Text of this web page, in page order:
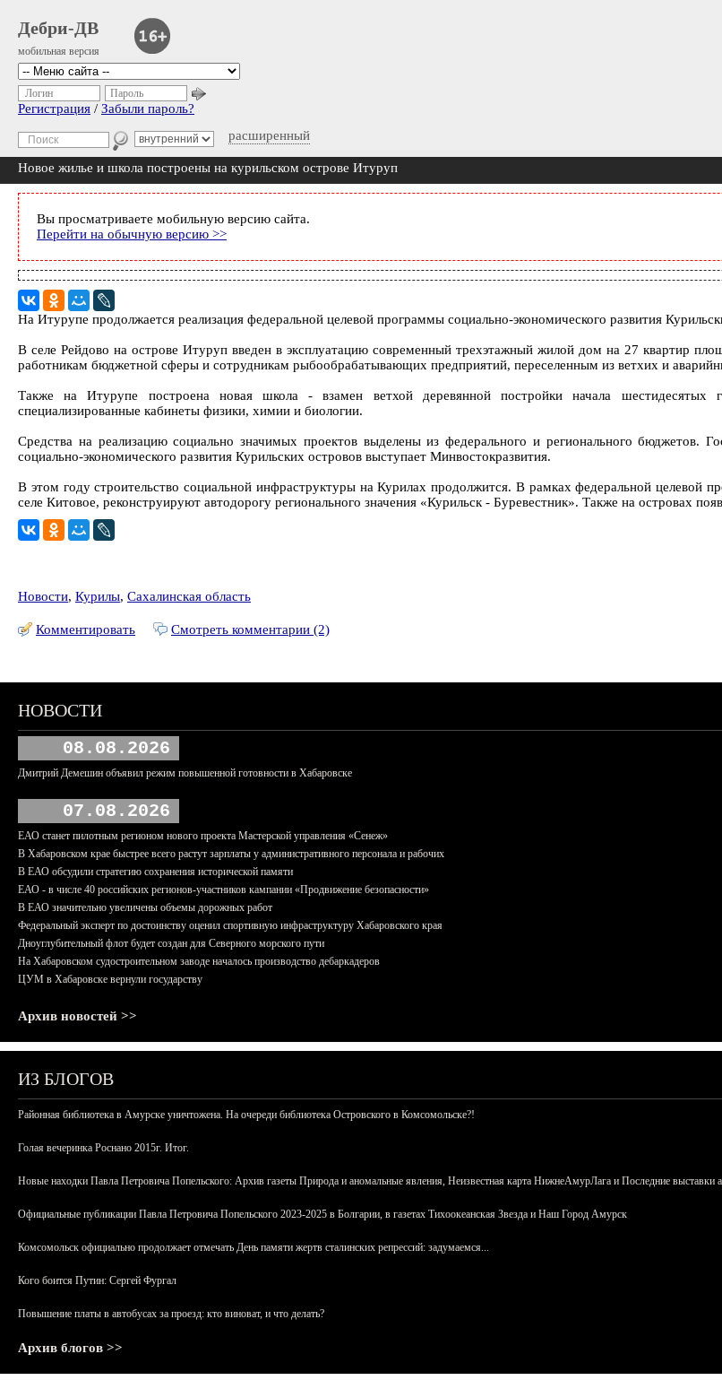
Дебри-ДВ
мобильная версия
расширенный
Логин Пароль
Регистрация / Забыли пароль?
Новое жилье и школа построены на курильском острове Итуруп
Вы просматриваете мобильную версию сайта.
Перейти на обычную версию >>
На Итурупе продолжается реализация федеральной целевой программы социально-экономического развития
В селе Рейдово на острове Итуруп введен в эксплуатацию современный трехэтажный жилой дом на 27 квартир
работникам бюджетной сферы и сотрудникам рыбообрабатывающих предприятий, переселенным из ветхих и
Также на Итурупе построена новая школа - взамен ветхой деревянной постройки начала шестидесятых
специализированные кабинеты физики, химии и биологии.
Средства на реализацию социально значимых проектов выделены из федерального и регионального бюджетов.
социально-экономического развития Курильских островов выступает Минвостокразвития.
В этом году строительство социальной инфраструктуры на Курилах продолжится. В рамках федеральной целевой
селе Китовое, реконструируют автодорогу регионального значения «Курильск - Буревестник». Также на островах
Новости, Курилы, Сахалинская область
Комментировать Смотреть комментарии (2)
НОВОСТИ
08.08.2026
Дмитрий Демешин объявил режим повышенной готовности в Хабаровске
07.08.2026
ЕАО станет пилотным регионом нового проекта Мастерской управления «Сенеж»
В Хабаровском крае быстрее всего растут зарплаты у административного персонала и рабочих
В ЕАО обсудили стратегию сохранения исторической памяти
ЕАО - в числе 40 российских регионов-участников кампании «Продвижение безопасности»
В ЕАО значительно увеличены объемы дорожных работ
Федеральный эксперт по достоинству оценил спортивную инфраструктуру Хабаровского края
Дноуглубительный флот будет создан для Северного морского пути
На Хабаровском судостроительном заводе началось производство дебаркадеров
ЦУМ в Хабаровске вернули государству
Архив новостей >>
ИЗ БЛОГОВ
Районная библиотека в Амурске уничтожена. На очереди библиотека Островского в Комсомольске?!
Голая вечеринка Роснано 2015г. Итог.
Новые находки Павла Петровича Попельского: Архив газеты Природа и аномальные явления, Неизвестная карта НижнеАмурЛага и Последние выставки
Официальные публикации Павла Петровича Попельского 2023-2025 в Болгарии, в газетах Тихоокеанская Звезда и Наш Город Амурск
Комсомольск официально продолжает отмечать День памяти жертв сталинских репрессий: задумаемся...
Кого боится Путин: Сергей Фургал
Повышение платы в автобусах за проезд: кто виноват, и что делать?
Архив блогов >>